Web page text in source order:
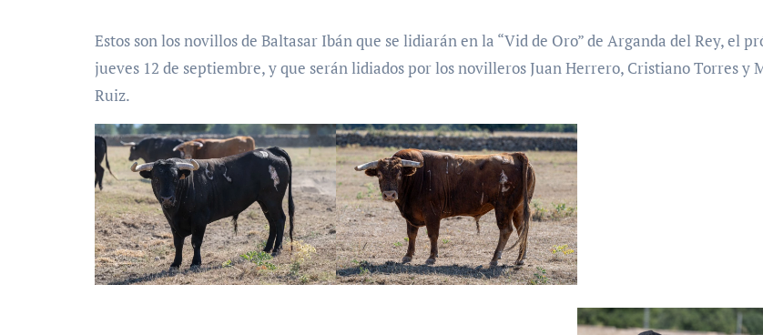
Estos son los novillos de Baltasar Ibán que se lidiarán en la “Vid de Oro” de Arganda del Rey, el
jueves 12 de septiembre, y que serán lidiados por los novilleros Juan Herrero, Cristiano Torres y
Ruiz.